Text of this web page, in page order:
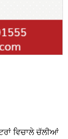
ਵਿਚਾਲੇ ਚੱਲੀਆਂ